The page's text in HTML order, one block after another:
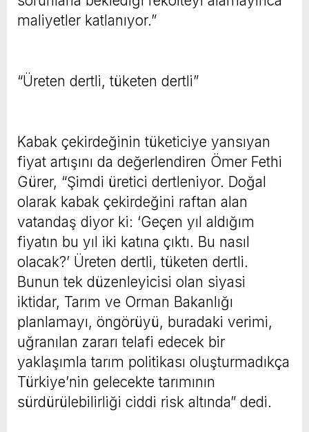
maliyetler katlanıyor.”
“Üreten dertli, tüketen dertli”
Kabak çekirdeğinin tüketiciye yansıyan
fiyat artışını da değerlendiren Ömer Fethi
Gürer, “Şimdi üretici dertleniyor. Doğal
olarak kabak çekirdeğini raftan alan
vatandaş diyor ki: ‘Geçen yıl aldığım
fiyatın bu yıl iki katına çıktı. Bu nasıl
olacak?’ Üreten dertli, tüketen dertli.
Bunun tek düzenleyicisi olan siyasi
iktidar, Tarım ve Orman Bakanlığı
planlamayı, öngörüyü, buradaki verimi,
uğranılan zararı telafi edecek bir
yaklaşımla tarım politikası oluşturmadıkça
Türkiye’nin gelecekte tarımının
sürdürülebilirliği ciddi risk altında” dedi.